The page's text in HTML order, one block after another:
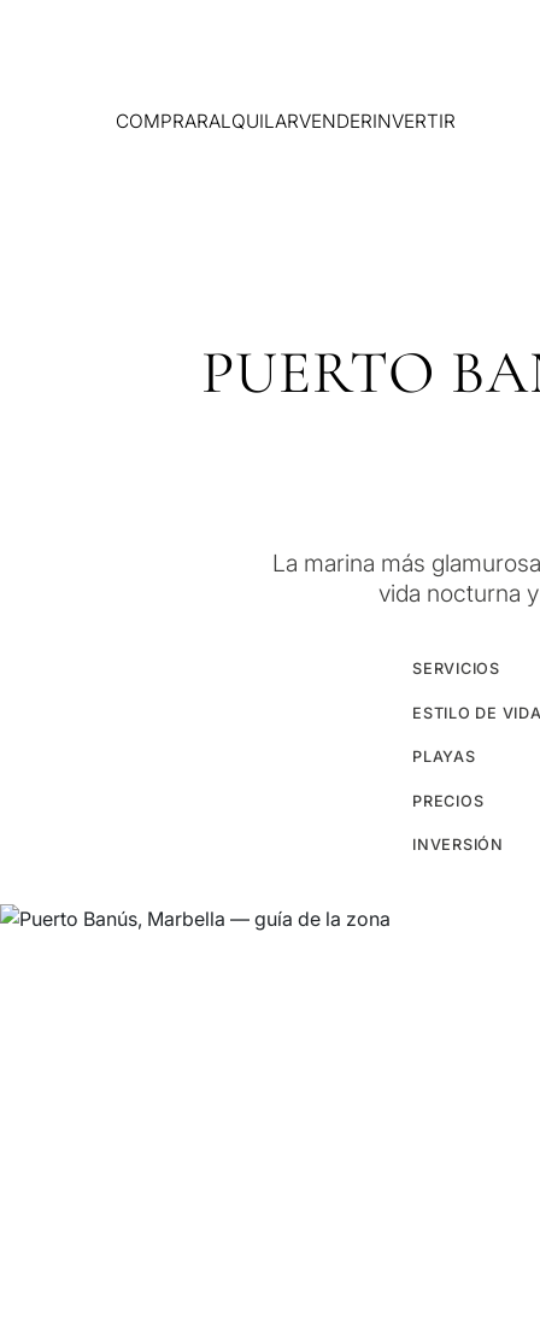
COMPRARALQUILARVENDERINVERTIR
PUERTO
La marina más
vida nocturna
SERVICIOS
ESTILO DE VIDA
PLAYAS
PRECIOS
INVERSIÓN